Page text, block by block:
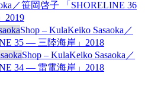
／笹岡啓子 「SHORELINE 36
2019
Shop – KulaKeiko Sasaoka／
35 — 三陸海岸」 2018
Shop – KulaKeiko Sasaoka／
34 — 雷電海岸」 2018